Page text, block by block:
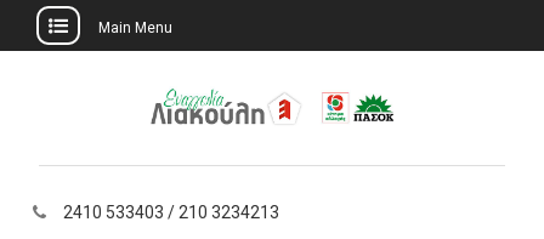
Main Menu
2410 533403 / 210 3234213